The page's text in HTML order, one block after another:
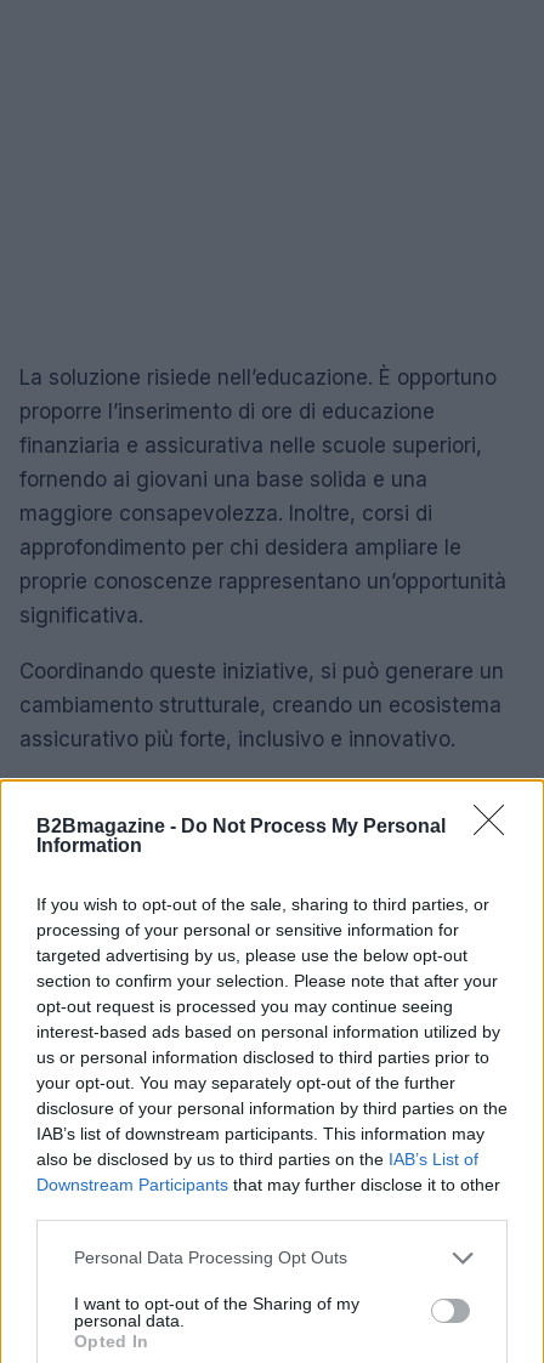
B2Bmagazine - Do Not Process My Personal
Information
If you wish to opt-out of the sale, sharing to third parties, or
processing of your personal or sensitive information for
targeted advertising by us, please use the below opt-out
section to confirm your selection. Please note that after your
opt-out request is processed you may continue seeing
interest-based ads based on personal information utilized by
us or personal information disclosed to third parties prior to
your opt-out. You may separately opt-out of the further
disclosure of your personal information by third parties on the
IAB’s list of downstream participants. This information may
also be disclosed by us to third parties on the IAB’s List of
Downstream Participants that may further disclose it to other
Please note that this website/app uses one or more Google
not limited to your visit or usage behaviour. You may click to
grant or deny consent to Google and its third-party tags to
use your data for below specified purposes in below Google
Personal Data Processing Opt Outs
I want to opt-out of the Sharing of my
personal data.
Opted In
La soluzione risiede nell’educazione. È opportuno
proporre l’inserimento di ore di educazione
finanziaria e assicurativa nelle scuole superiori,
fornendo ai giovani una base solida e una
maggiore consapevolezza. Inoltre, corsi di
approfondimento per chi desidera ampliare le
proprie conoscenze rappresentano un’opportunità
significativa.
Coordinando queste iniziative, si può generare un
cambiamento strutturale, creando un ecosistema
assicurativo più forte, inclusivo e innovativo.
AUTORE